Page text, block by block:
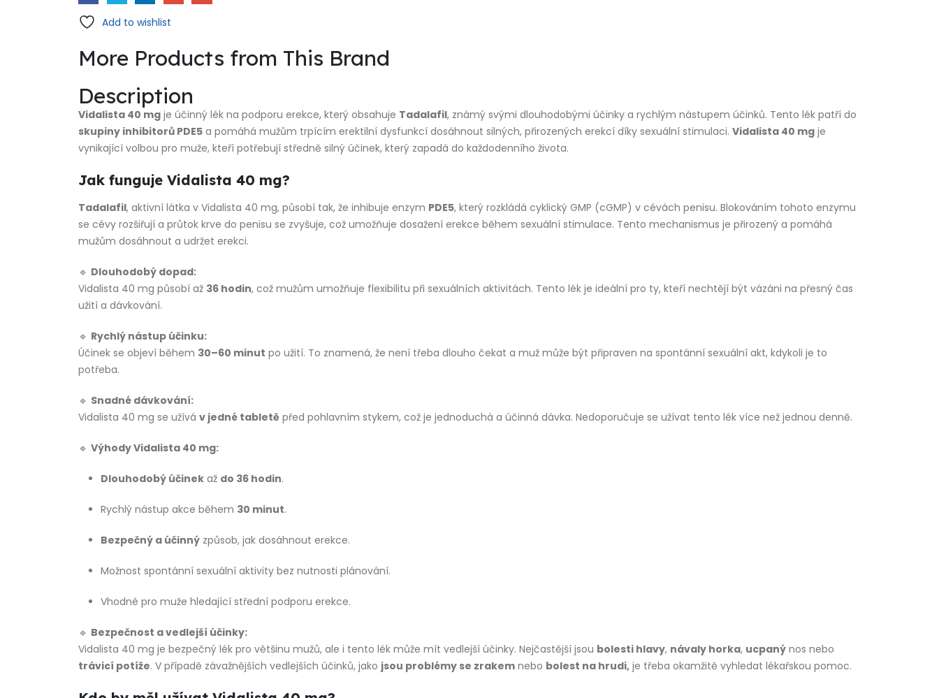
Add to wishlist
More Products from This Brand
Description
Vidalista 40 mg je účinný lék na podporu erekce, který obsahuje Tadalafil, známý svými dlouhodobými účinky a rychlým nástupem účinků. Tento lék patří do
skupiny inhibitorů PDE5 a pomáhá mužům trpícím erektilní dysfunkcí dosáhnout silných, přirozených erekcí díky sexuální stimulaci. Vidalista 40 mg je
vynikající volbou pro muže, kteří potřebují středně silný účinek, který zapadá do každodenního života.
Jak funguje Vidalista 40 mg?
Tadalafil, aktivní látka v Vidalista 40 mg, působí tak, že inhibuje enzym PDE5, který rozkládá cyklický GMP (cGMP) v cévách penisu. Blokováním tohoto enzymu
se cévy rozšiřují a průtok krve do penisu se zvyšuje, což umožňuje dosažení erekce během sexuální stimulace. Tento mechanismus je přirozený a pomáhá
mužům dosáhnout a udržet erekci.
🔹 Dlouhodobý dopad:
Vidalista 40 mg působí až 36 hodin, což mužům umožňuje flexibilitu při sexuálních aktivitách. Tento lék je ideální pro ty, kteří nechtějí být vázáni na přesný čas
užití a dávkování.
🔹 Rychlý nástup účinku:
Účinek se objeví během 30–60 minut po užití. To znamená, že není třeba dlouho čekat a muž může být připraven na spontánní sexuální akt, kdykoli je to
potřeba.
🔹 Snadné dávkování:
Vidalista 40 mg se užívá v jedné tabletě před pohlavním stykem, což je jednoduchá a účinná dávka. Nedoporučuje se užívat tento lék více než jednou denně.
🔹 Výhody Vidalista 40 mg:
Dlouhodobý účinek až do 36 hodin.
Rychlý nástup akce během 30 minut.
Bezpečný a účinný způsob, jak dosáhnout erekce.
Možnost spontánní sexuální aktivity bez nutnosti plánování.
Vhodné pro muže hledající střední podporu erekce.
🔹 Bezpečnost a vedlejší účinky:
Vidalista 40 mg je bezpečný lék pro většinu mužů, ale i tento lék může mít vedlejší účinky. Nejčastější jsou bolesti hlavy, návaly horka, ucpaný nos nebo
trávicí potíže. V případě závažnějších vedlejších účinků, jako jsou problémy se zrakem nebo bolest na hrudi, je třeba okamžitě vyhledat lékařskou pomoc.